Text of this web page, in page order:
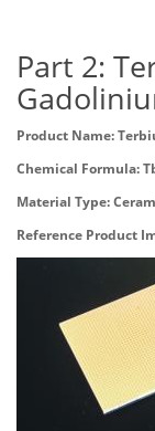
Part 2:
Product Name:
Chemical Formula:
Material Type:
Reference Product